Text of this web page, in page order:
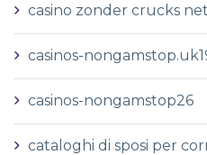
casino zonder crucks
casinos-
casinos-nongamstop26
cataloghi di sposi per